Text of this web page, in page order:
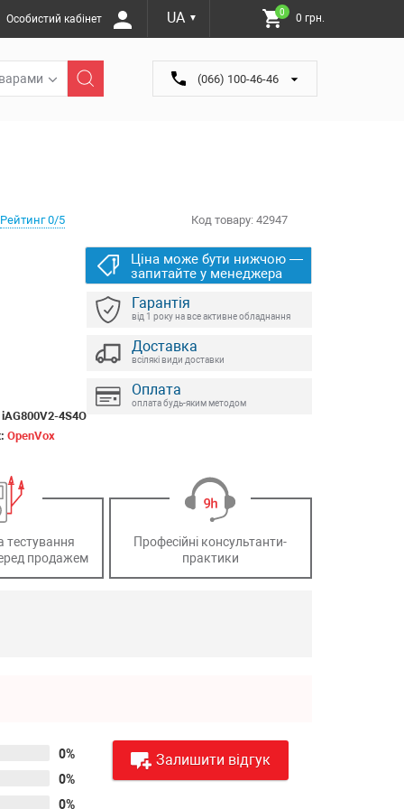
Особистий кабінет UA ▼
0 0 грн.
(066) 100-46-46
Код товару: 42947
Рейтинг 0/5
Ціна може бути нижчою —
запитайте у менеджера
Гарантія
від 1 року на все активне обладнання
Доставка
всілякі види доставки
Оплата
оплата будь-яким методом
iAG800V2-4S4O
OpenVox
тестування
продажем
Професійні консультанти-
практики
0%
0%
0%
Залишити відгук